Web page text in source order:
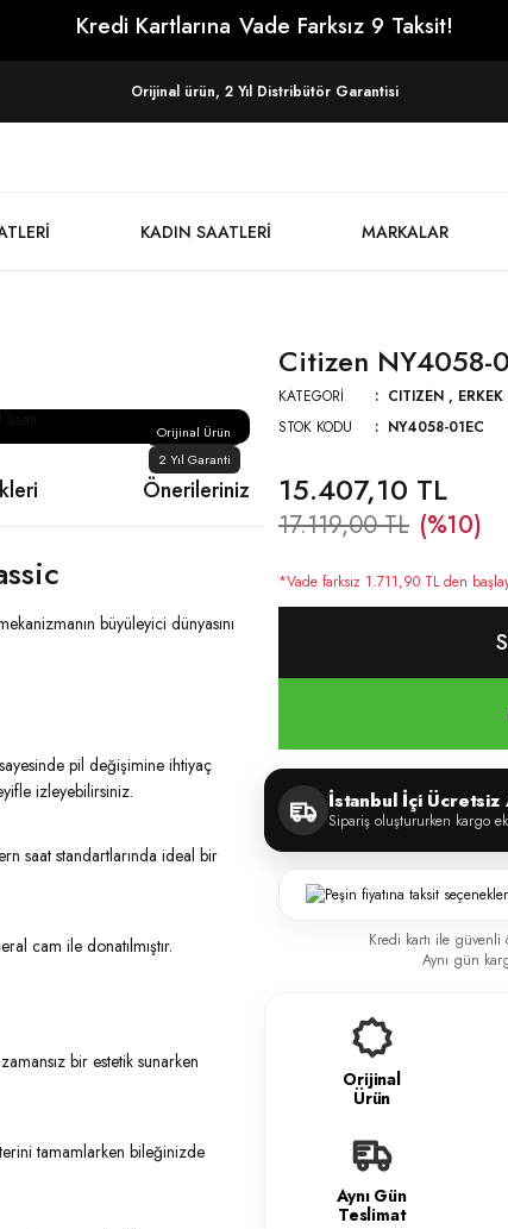
Kredi Kartlarına Vade Farksız 9 Taksit!
Orijinal ürün, 2 Yıl Distribütör Garantisi
KADIN SAATLERI MARKALAR
Orijinal Ürün
2 Yıl Garanti
Önerileriniz
büyüleyici dünyasını
pil değişimine ihtiyaç
izleyebilirsiniz.
saat standartlarında ideal bir
cam ile donatılmıştır.
bir estetik sunarken
tamamlarken bileğinizde
Citizen NY4058-
KATEGORI CITIZEN ,
STOK KODU
NY4058-01EC
15.407,10 TL
17.119,00 TL (%10)
*Vade farksız 1.711,90 TL den
İstanbul İçi Ücretsiz
Sipariş oluştururken kargo
Kredi kartı ile güvenli
Aynı gün
Orijinal
Ürün
Aynı Gün
Teslimat